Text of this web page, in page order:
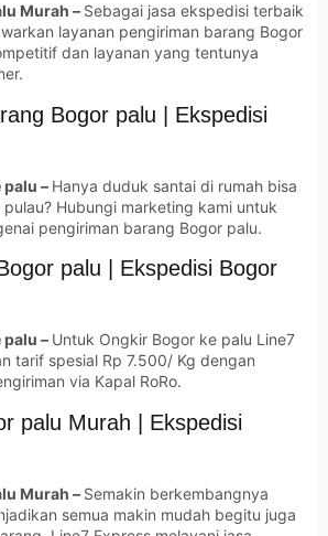
Murah – Sebagai jasa ekspedisi terbaik
layanan pengiriman barang Bogor
dan layanan yang tentunya
Bogor palu | Ekspedisi
– Hanya duduk santai di rumah bisa
Hubungi marketing kami untuk
pengiriman barang Bogor palu.
palu | Ekspedisi Bogor
– Untuk Ongkir Bogor ke palu Line7
tarif spesial Rp 7.500/ Kg dengan
via Kapal RoRo.
palu Murah | Ekspedisi
Murah – Semakin berkembangnya
semua makin mudah begitu juga